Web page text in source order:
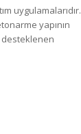
uygulamalarıdır.
yapının
desteklenen